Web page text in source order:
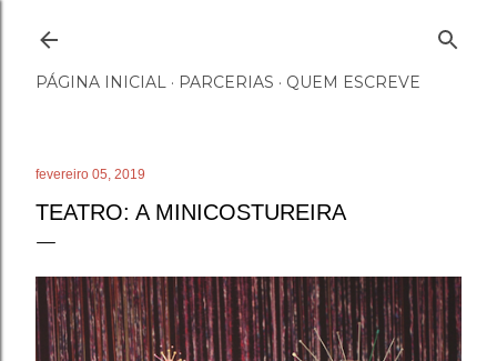
PÁGINA INICIAL PARCERIAS QUEM ESCREVE
fevereiro 05, 2019
TEATRO: A MINICOSTUREIRA